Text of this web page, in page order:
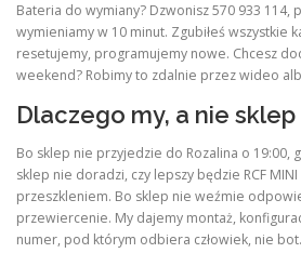
Bateria do wymiany? Dzwonisz 570 933 114,
wymieniamy w 10 minut. Zgubiłeś wszystkie
resetujemy, programujemy nowe. Chcesz
weekend? Robimy to zdalnie przez wideo
Dlaczego my, a nie
Bo sklep nie przyjedzie do Rozalina o 19:00,
sklep nie doradzi, czy lepszy będzie RCF
przeszkleniem. Bo sklep nie weźmie
przewiercenie. My dajemy montaż,
numer, pod którym odbiera człowiek, nie bot.